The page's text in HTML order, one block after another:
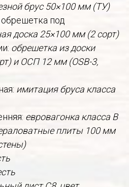
брус 50×100 мм (ТУ)
под
доска 25×100 мм (2 сорт)
обрешетка из доски
и ОСП 12 мм (OSB-3,
имитация бруса класса
евровагонка класса В
плиты 100 мм